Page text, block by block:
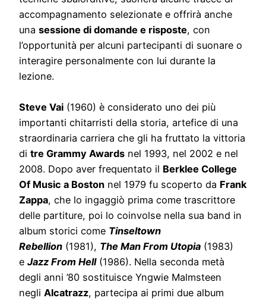
accompagnamento selezionate e offrirà anche
una sessione di domande e risposte, con
l’opportunità per alcuni partecipanti di suonare o
interagire personalmente con lui durante la
lezione.
Steve Vai (1960) è considerato uno dei più
importanti chitarristi della storia, artefice di una
straordinaria carriera che gli ha fruttato la vittoria
di tre Grammy Awards nel 1993, nel 2002 e nel
2008. Dopo aver frequentato il Berklee College
Of Music a Boston nel 1979 fu scoperto da Frank
Zappa, che lo ingaggiò prima come trascrittore
delle partiture, poi lo coinvolse nella sua band in
album storici come Tinseltown
Rebellion (1981), The Man From Utopia (1983)
e Jazz From Hell(1986). Nella seconda metà
degli anni ’80 sostituisce Yngwie Malmsteen
negli Alcatrazz, partecipa ai primi due album